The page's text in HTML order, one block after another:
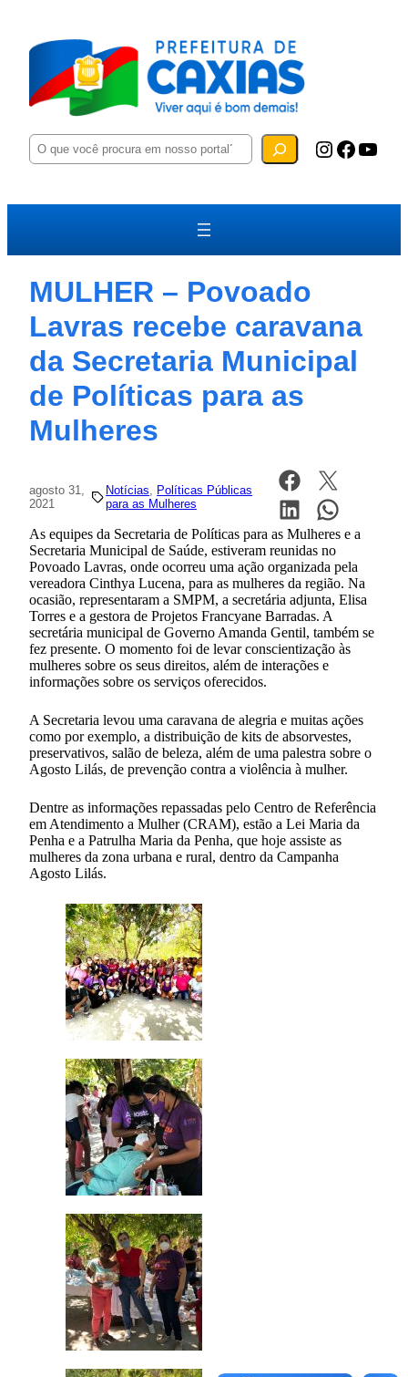
P
e
u
a
Instagram Facebook YouTube
MULHER – Povoado
Lavras recebe caravana
da Secretaria Municipal
de Políticas para as
Mulheres
agosto 31,
2021
Notícias
Políticas Públicas
para as Mulheres
As equipes da Secretaria de Políticas para as Mulheres e a
Secretaria Municipal de Saúde, estiveram reunidas no
Povoado Lavras, onde ocorreu uma ação organizada pela
vereadora Cinthya Lucena, para as mulheres da região. Na
ocasião, representaram a SMPM, a secretária adjunta, Elisa
Torres e a gestora de Projetos Francyane Barradas. A
secretária municipal de Governo Amanda Gentil, também se
fez presente. O momento foi de levar conscientização às
mulheres sobre os seus direitos, além de interações e
informações sobre os serviços oferecidos.
A Secretaria levou uma caravana de alegria e muitas ações
como por exemplo, a distribuição de kits de absorvestes,
preservativos, salão de beleza, além de uma palestra sobre o
Agosto Lilás, de prevenção contra a violência à mulher.
Dentre as informações repassadas pelo Centro de Referência
em Atendimento a Mulher (CRAM), estão a Lei Maria da
Penha e a Patrulha Maria da Penha, que hoje assiste as
mulheres da zona urbana e rural, dentro da Campanha
Agosto Lilás.